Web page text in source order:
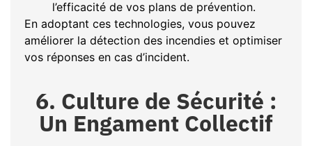
l’efficacité de vos plans de prévention.
En adoptant ces technologies, vous pouvez
améliorer la détection des incendies et optimiser
vos réponses en cas d’incident.
6. Culture de Sécurité :
Un Engament Collectif